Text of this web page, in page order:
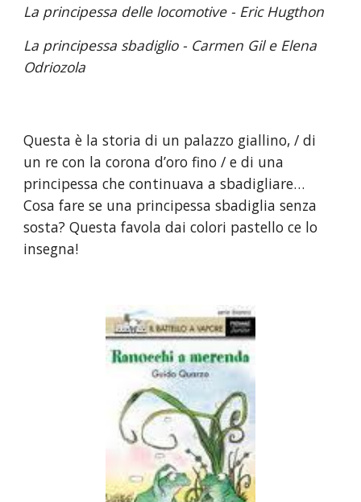
La principessa delle locomotive - Eric Hugthon
La principessa sbadiglio - Carmen Gil e Elena
Odriozola
Questa è la storia di un palazzo giallino, / di
un re con la corona d’oro fino / e di una
principessa che continuava a sbadigliare…
Cosa fare se una principessa sbadiglia senza
sosta? Questa favola dai colori pastello ce lo
insegna!